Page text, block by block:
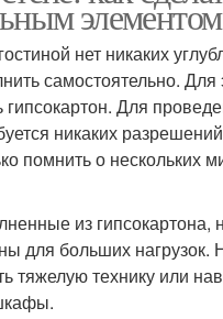
нет никаких
самостоятельно. Для
гипсокартон. Для
никаких
помнить о нескольких
из гипсокартона,
для больших нагрузок.
тяжелую технику или